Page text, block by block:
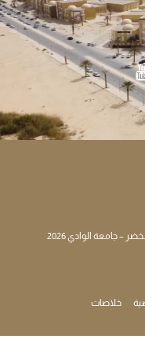
جامعة الوادي 2026
خلاصات